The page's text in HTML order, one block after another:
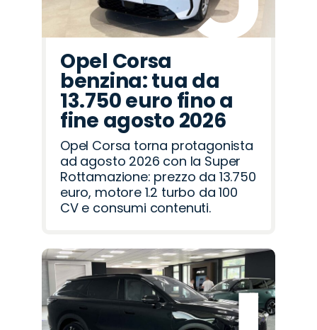
Opel Corsa
benzina: tua da
13.750 euro fino a
fine agosto 2026
Opel Corsa torna protagonista
ad agosto 2026 con la Super
Rottamazione: prezzo da 13.750
euro, motore 1.2 turbo da 100
CV e consumi contenuti.